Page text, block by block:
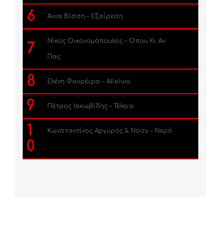
6 Άννα Βίσση – Εξαίρεση
7 Νίκος Οικονομόπουλος – Όπου Κι Αν
Πας
8 Ελένη Φουρέιρα – Alleluia
9 Πέτρος Ιακωβίδης – Τέλεια
1
0
Κωνσταντίνος Αργυρός & Noizy – Νερό